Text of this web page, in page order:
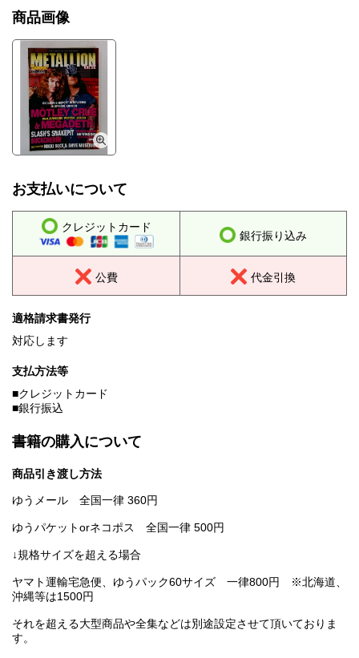
商品画像
お支払いについて
クレジットカード
銀行振り込み
公費 代金引換
適格請求書発行
対応します
支払方法等
■クレジットカード
■銀行振込
書籍の購入について
商品引き渡し方法
ゆうメール 全国一律 360円
ゆうパケットorネコポス 全国一律 500円
↓規格サイズを超える場合
ヤマト運輸宅急便、ゆうパック60サイズ 一律800円 ※北海道、
沖縄等は1500円
それを超える大型商品や全集などは別途設定させて頂いておりま
す。